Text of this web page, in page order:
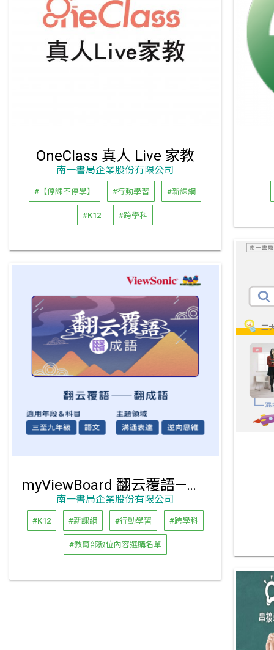
OneClass 真人 Live 家教
南一書局企業股份有限公司
#【停課不停學】 #行動學習 #新課綱
#K12 #跨學科
myViewBoard 翻云覆語—翻成語
南一書局企業股份有限公司
#K12 #新課綱 #行動學習 #跨學科
#教育部數位內容選購名單